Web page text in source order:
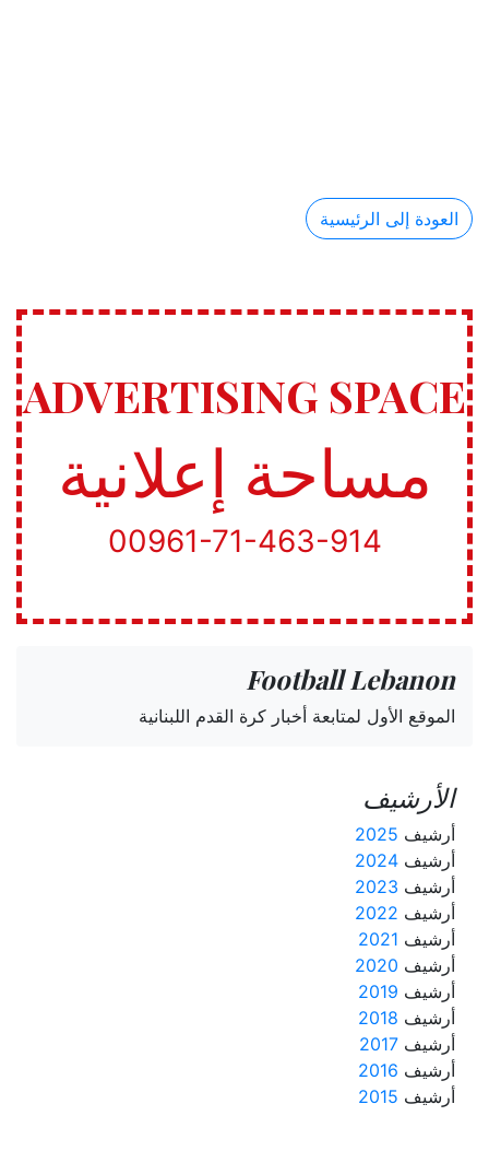
العودة إلى الرئيسية
ADVERTISING SPACE
مساحة إعلانية
00961-71-463-914
Football Lebanon
الموقع الأول لمتابعة أخبار كرة القدم اللبنانية
الأرشيف
أرشيف 2025
أرشيف 2024
أرشيف 2023
أرشيف 2022
أرشيف 2021
أرشيف 2020
أرشيف 2019
أرشيف 2018
أرشيف 2017
أرشيف 2016
أرشيف 2015